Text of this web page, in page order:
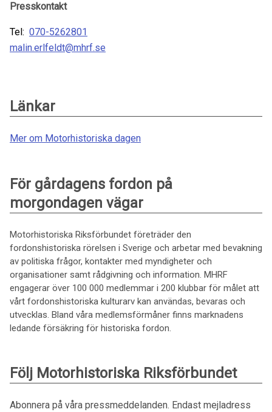
Presskontakt
Tel: 070-5262801
malin.erlfeldt@mhrf.se
Länkar
Mer om Motorhistoriska dagen
För gårdagens fordon på
morgondagen vägar
Motorhistoriska Riksförbundet företräder den
fordonshistoriska rörelsen i Sverige och arbetar med bevakning
av politiska frågor, kontakter med myndigheter och
organisationer samt rådgivning och information. MHRF
engagerar över 100 000 medlemmar i 200 klubbar för målet att
vårt fordonshistoriska kulturarv kan användas, bevaras och
utvecklas. Bland våra medlemsförmåner finns marknadens
ledande försäkring för historiska fordon.
Följ Motorhistoriska Riksförbundet
Abonnera på våra pressmeddelanden. Endast mejladress